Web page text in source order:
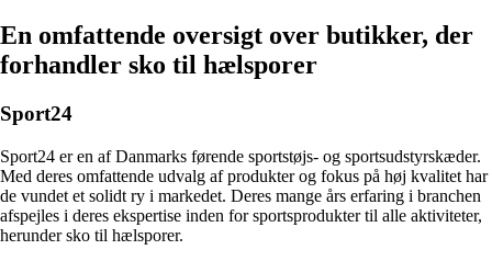
En omfattende oversigt over butikker, der
forhandler sko til hælsporer
Sport24
Sport24 er en af Danmarks førende sportstøjs- og sportsudstyrskæder.
Med deres omfattende udvalg af produkter og fokus på høj kvalitet har
de vundet et solidt ry i markedet. Deres mange års erfaring i branchen
afspejles i deres ekspertise inden for sportsprodukter til alle aktiviteter,
herunder sko til hælsporer.